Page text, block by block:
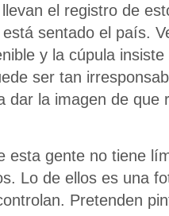
el registro de
sentado el país.
y la cúpula
ser tan
dar la imagen de que
esta gente no tiene
Lo de ellos es una
Pretenden